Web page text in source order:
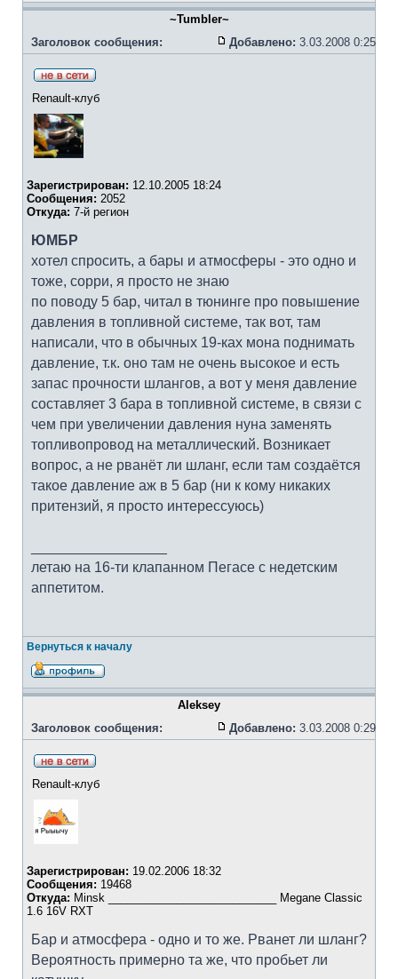
~Tumbler~
Заголовок сообщения:
Добавлено: 3.03.2008 0:25
Renault-клуб
Зарегистрирован: 12.10.2005 18:24
Сообщения: 2052
Откуда: 7-й регион
ЮМБР
хотел спросить, а бары и атмосферы - это одно и
тоже, сорри, я просто не знаю
по поводу 5 бар, читал в тюнинге про повышение
давления в топливной системе, так вот, там
написали, что в обычных 19-ках мона поднимать
давление, т.к. оно там не очень высокое и есть
запас прочности шлангов, а вот у меня давление
составляет 3 бара в топливной системе, в связи с
чем при увеличении давления нуна заменять
топливопровод на металлический. Возникает
вопрос, а не рванёт ли шланг, если там создаётся
такое давление аж в 5 бар (ни к кому никаких
притензий, я просто интерессуюсь)
летаю на 16-ти клапанном Пегасе с недетским
аппетитом.
Вернуться к началу
Aleksey
Заголовок сообщения:
Добавлено: 3.03.2008 0:29
Renault-клуб
Зарегистрирован: 19.02.2006 18:32
Сообщения: 19468
Откуда: Minsk ___________________________ Megane Classic
1.6 16V RXT
Бар и атмосфера - одно и то же. Рванет ли шланг?
Вероятность примерно та же, что пробьет ли